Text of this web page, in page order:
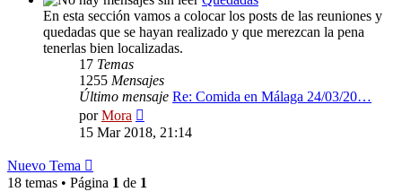
En esta sección vamos a colocar los posts de las reuniones y
quedadas que se hayan realizado y que merezcan la pena
tenerlas bien localizadas.
17 Temas
1255 Mensajes
Último mensaje Re: Comida en Málaga 24/03/20…
porMora
último
mensaje
15 Mar 2018, 21:14
Nuevo Tema
18 temas • Página 1 de 1